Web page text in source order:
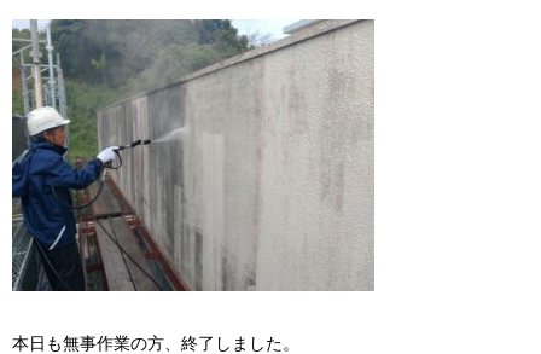
本日も無事作業の方、終了しました。